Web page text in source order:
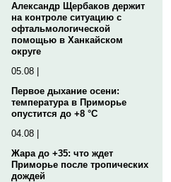
Александр Щербаков держит
на контроле ситуацию с
офтальмологической
помощью в Ханкайском
округе
05.08 |
Первое дыхание осени:
температура в Приморье
опустится до +8 °C
04.08 |
Жара до +35: что ждет
Приморье после тропических
дождей